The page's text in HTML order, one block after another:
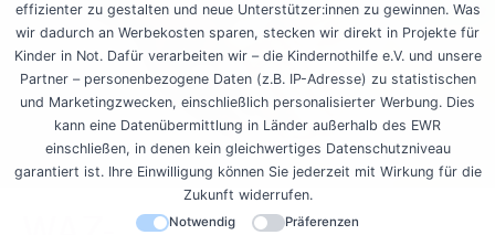
effizienter zu gestalten und neue Unterstützer:innen zu gewinnen. Was
wir dadurch an Werbekosten sparen, stecken wir direkt in Projekte für
Kinder in Not. Dafür verarbeiten wir – die Kindernothilfe e.V. und unsere
Partner – personenbezogene Daten (z.B. IP-Adresse) zu statistischen
und Marketingzwecken, einschließlich personalisierter Werbung. Dies
kann eine Datenübermittlung in Länder außerhalb des EWR
einschließen, in denen kein gleichwertiges Datenschutzniveau
garantiert ist. Ihre Einwilligung können Sie jederzeit mit Wirkung für die
Zukunft widerrufen.
Notwendig Präferenzen